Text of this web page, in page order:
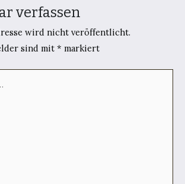
verfassen
wird nicht veröffentlicht.
sind mit * markiert